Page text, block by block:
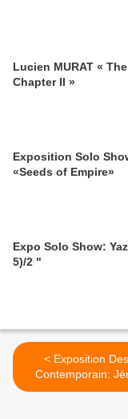
Lucien MURAT «
Chapter II »
Exposition Solo
«Seeds of Empire»
Expo Solo Show:
5)/2 "
< Exposition Dessin
Contemporain:
ZONDER «Des